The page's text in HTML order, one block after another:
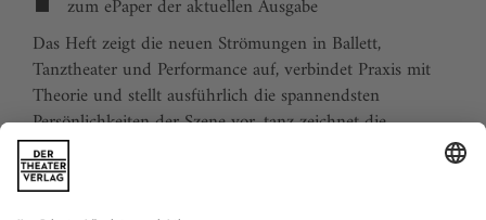
zum ePaper der aktuellen Ausgabe
Das Heft zeigt die neuen Strömungen in Ballett,
Tanztheater und Performance auf, verbindet Praxis mit
Theorie und stellt ausführlich die spannendsten
Persönlichkeiten der Szene vor. tanz zeichnet die
Traditionen der Tanzgeschichte nach und stellt
zukunftsweisende Ideen vor. Der Kalender ermöglicht
Tanzliebhabern ihre Reiseplanung in Europa. Eine